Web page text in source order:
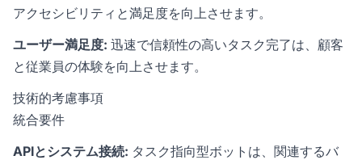
アクセシビリティと満足度を向上させます。
ユーザー満足度: 迅速で信頼性の高いタスク完了は、顧客
と従業員の体験を向上させます。
技術的考慮事項
統合要件
APIとシステム接続: タスク指向型ボットは、関連するバ